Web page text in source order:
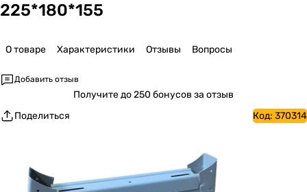
225*180*155
О товаре Характеристики Отзывы Вопросы
Добавить отзыв
Получитедо 250 бонусов за отзыв
Поделиться
Код: 370314